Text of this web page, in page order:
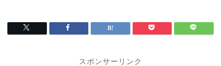
スポンサーリンク